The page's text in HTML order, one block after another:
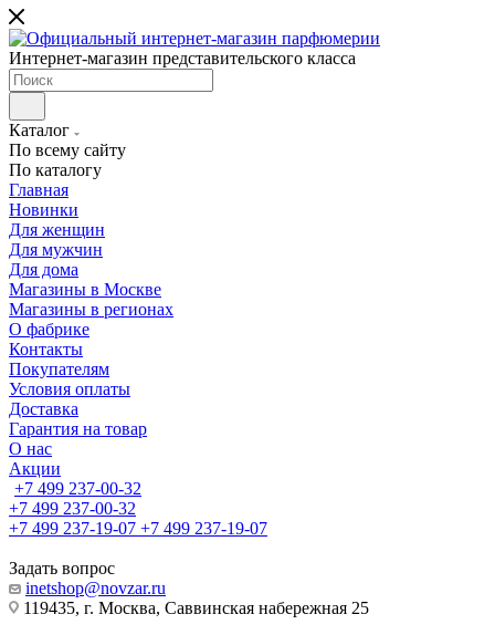
Интернет-магазин представительского класса
Каталог
По всему сайту
По каталогу
Главная
Новинки
Для женщин
Для мужчин
Для дома
Магазины в Москве
Магазины в регионах
О фабрике
Контакты
Покупателям
Условия оплаты
Доставка
Гарантия на товар
О нас
Акции
+7 499 237-00-32
+7 499 237-00-32
+7 499 237-19-07 +7 499 237-19-07
Задать вопрос
inetshop@novzar.ru
119435, г. Москва, Саввинская набережная 25